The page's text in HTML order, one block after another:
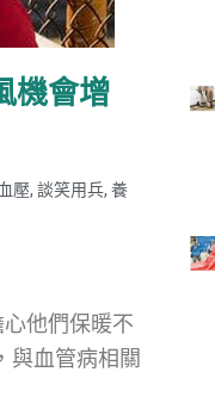
機會增
壓, 談笑用兵, 養
他們保暖不
與血管病相關